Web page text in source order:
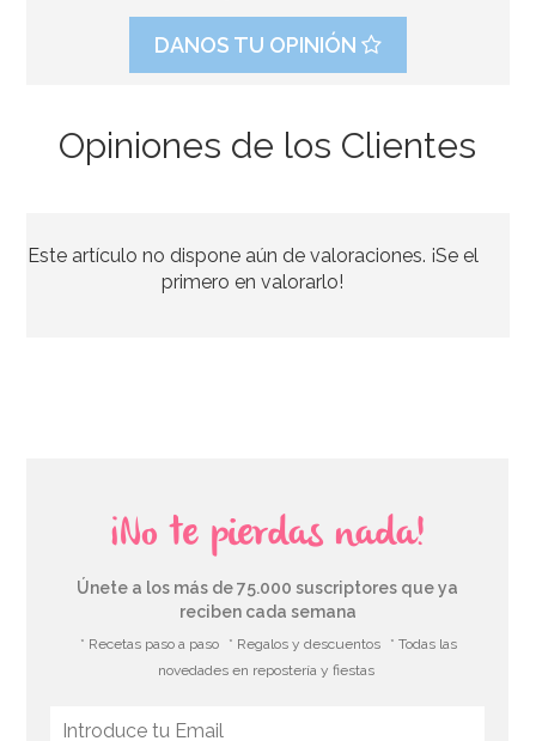
DANOS TU OPINIÓN
Opiniones de los Clientes
Este artículo no dispone aún de valoraciones. ¡Se el
primero en valorarlo!
¡No te pierdas nada!
Únete a los más de 75.000 suscriptores que ya
reciben cada semana
* Recetas paso a paso * Regalos y descuentos
* Todas las
novedades en repostería y fiestas